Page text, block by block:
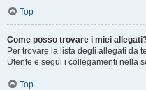
Top
Come posso trovare i miei
Per trovare la lista degli allegati da
Utente e segui i collegamenti nella
Top